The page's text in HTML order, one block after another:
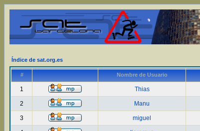
Índice de sat.org.es
# Nombre de Usuario
1 Thias
2 Manu
3 miguel